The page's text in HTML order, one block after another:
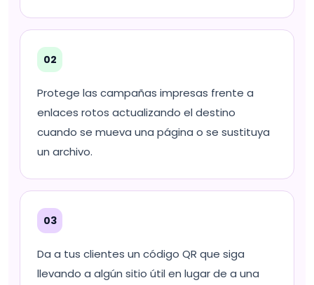
02
Protege las campañas impresas frente a
enlaces rotos actualizando el destino
cuando se mueva una página o se sustituya
un archivo.
03
Da a tus clientes un código QR que siga
llevando a algún sitio útil en lugar de a una